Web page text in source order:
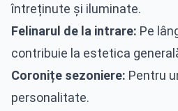
întreținute și iluminate.
Felinarul de la intrare: Pe
contribuie la estetica
Coronițe sezoniere: Pentru
personalitate.